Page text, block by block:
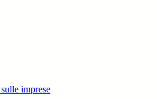
imprese